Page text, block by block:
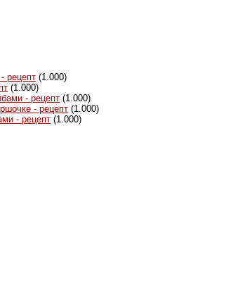
рецепт (1.000)
(1.000)
- рецепт (1.000)
- рецепт (1.000)
- рецепт (1.000)